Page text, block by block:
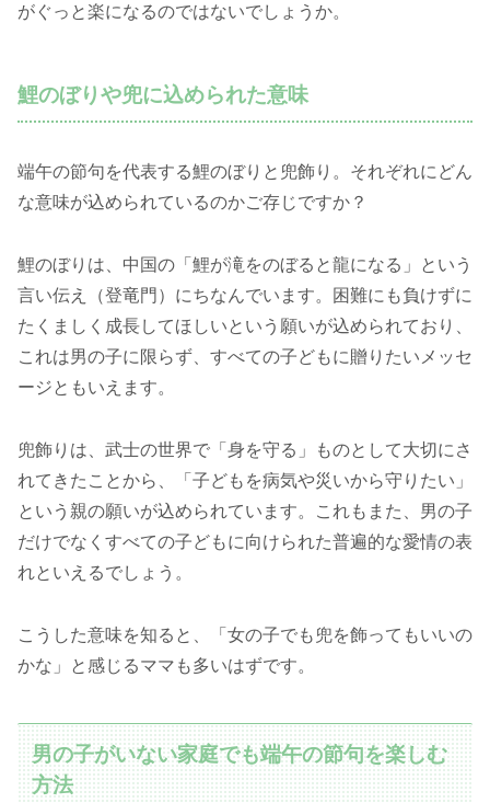
がぐっと楽になるのではないでしょうか。
鯉のぼりや兜に込められた意味
端午の節句を代表する鯉のぼりと兜飾り。それぞれにどん
な意味が込められているのかご存じですか？
鯉のぼりは、中国の「鯉が滝をのぼると龍になる」という
言い伝え（登竜門）にちなんでいます。困難にも負けずに
たくましく成長してほしいという願いが込められており、
これは男の子に限らず、すべての子どもに贈りたいメッセ
ージともいえます。
兜飾りは、武士の世界で「身を守る」ものとして大切にさ
れてきたことから、「子どもを病気や災いから守りたい」
という親の願いが込められています。これもまた、男の子
だけでなくすべての子どもに向けられた普遍的な愛情の表
れといえるでしょう。
こうした意味を知ると、「女の子でも兜を飾ってもいいの
かな」と感じるママも多いはずです。
男の子がいない家庭でも端午の節句を楽しむ
方法